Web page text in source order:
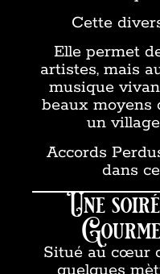
Cette
Elle permet
artistes, mais
musique
beaux moyens
un
Accords
dans
Une
Situé au cœur